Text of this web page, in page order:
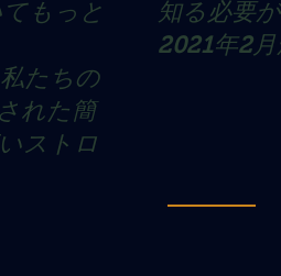
もっと
たちの
れた簡
ストロ
知る必要
2021年2月